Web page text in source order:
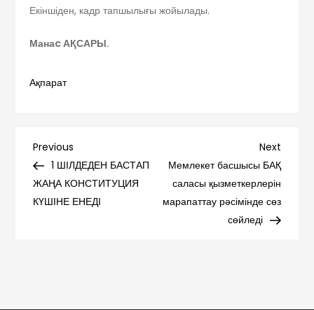
Екіншіден, кадр тапшылығы жойылады.
Манаc АҚСАРЫ.
Ақпарат
Навигация
по
Previous
Post
Previous
1 ШІЛДЕДЕН БАСТАП
ЖАҢА КОНСТИТУЦИЯ
КҮШІНЕ ЕНЕДІ
Next
Post
Next
Мемлекет басшысы БАҚ
саласы қызметкерлерін
марапаттау рәсімінде сөз
сөйледі